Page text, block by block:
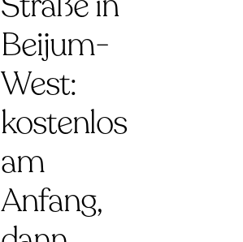
Beijum-
West:
kostenlos
am
Anfang,